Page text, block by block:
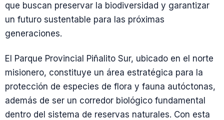
que buscan preservar la biodiversidad y garantizar
un futuro sustentable para las próximas
generaciones.
El Parque Provincial Piñalito Sur, ubicado en el norte
misionero, constituye un área estratégica para la
protección de especies de flora y fauna autóctonas,
además de ser un corredor biológico fundamental
dentro del sistema de reservas naturales. Con esta